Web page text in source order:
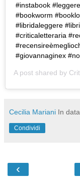
#instabook
#bookworm
#libridaleggere
#criticaletteraria
#giovannaginex
A post shared by
Cecilia Mariani In
Condividi
‹